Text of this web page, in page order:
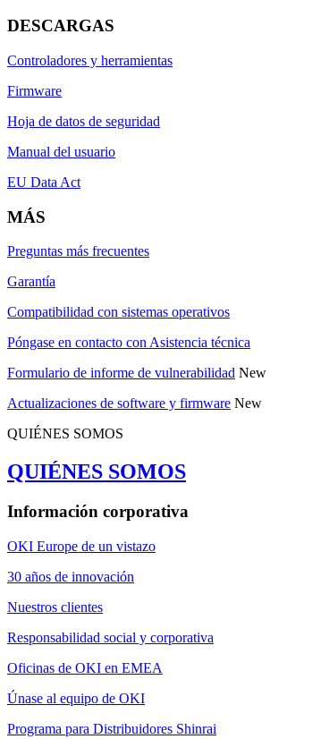
DESCARGAS
Controladores y herramientas
Firmware
Hoja de datos de seguridad
Manual del usuario
EU Data Act
MÁS
Preguntas más frecuentes
Garantía
Compatibilidad con sistemas operativos
Póngase en contacto con Asistencia técnica
Formulario de informe de vulnerabilidad New
Actualizaciones de software y firmware New
QUIÉNES SOMOS
QUIÉNES SOMOS
Información corporativa
OKI Europe de un vistazo
30 años de innovación
Nuestros clientes
Responsabilidad social y corporativa
Oficinas de OKI en EMEA
Únase al equipo de OKI
Programa para Distribuidores Shinrai